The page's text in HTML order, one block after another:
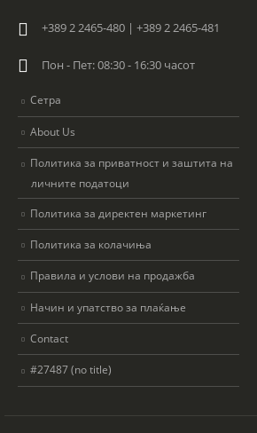
+389 2 2465-480 | +389 2 2465-481
Пон - Пет: 08:30 - 16:30 часот
Сетра
About Us
Политика за приватност и заштита на
личните податоци
Политика за директен маркетинг
Политика за колачиња
Правила и услови на продажба
Начин и упатство за плаќање
Contact
#27487 (no title)